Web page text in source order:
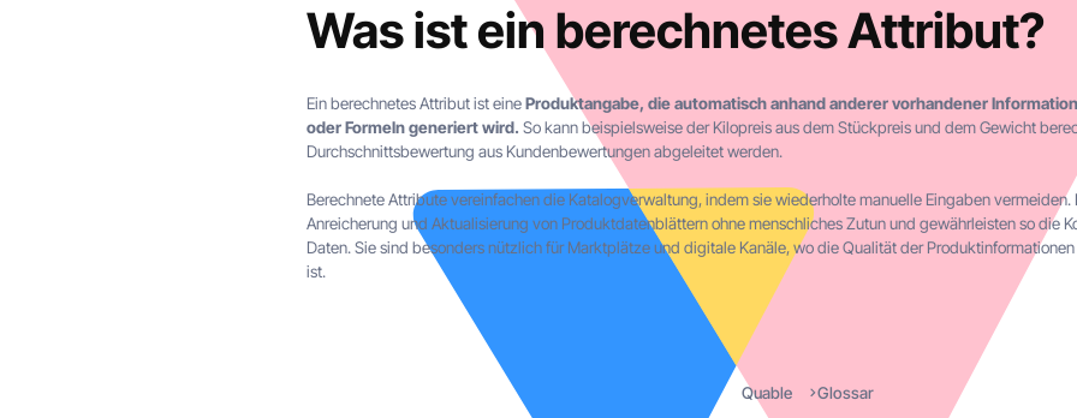
Was ist ein berechnetes Attribut?
Ein berechnetes Attribut ist eineProduktangabe, die automatisch anhand anderer vorhandener
oder Formeln generiert wird. So kann beispielsweise der Kilopreis aus dem Stückpreis und dem Gewicht
Durchschnittsbewertung aus Kundenbewertungen abgeleitet werden.
Berechnete Attribute vereinfachen die Katalogverwaltung, indem sie wiederholte manuelle Eingaben
Anreicherung und Aktualisierung von Produktdatenblättern ohne menschliches Zutun und gewährleisten so die
Daten. Sie sind besonders nützlich für Marktplätze und digitale Kanäle, wo die Qualität der
ist.
Quable Glossar